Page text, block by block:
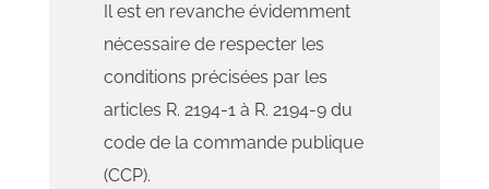
Il est en revanche évidemment
nécessaire de respecter les
conditions précisées par les
articles R. 2194-1 à R. 2194-9 du
code de la commande publique
(CCP).